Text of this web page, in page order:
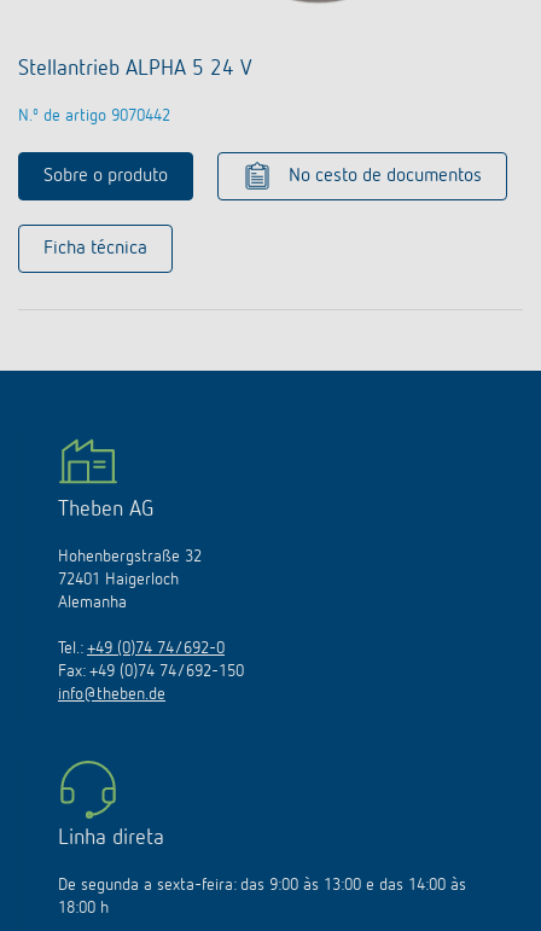
Stellantrieb ALPHA 5 24 V
N.º de artigo 9070442
Sobre o produto No cesto de documentos
Ficha técnica
Theben AG
Hohenbergstraße 32
72401 Haigerloch
Alemanha
Tel.: +49 (0)74 74/692-0
Fax: +49 (0)74 74/692-150
info@theben.de
Linha direta
De segunda a sexta-feira: das 9:00 às 13:00 e das 14:00 às
18:00 h